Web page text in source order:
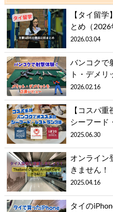
【タイ留
とめ（2026
2026.03.04
バンコクで
ト・デメリ
2026.02.16
【コスパ
シーフード
2025.06.30
オンライン
きません！
2025.04.16
タイの